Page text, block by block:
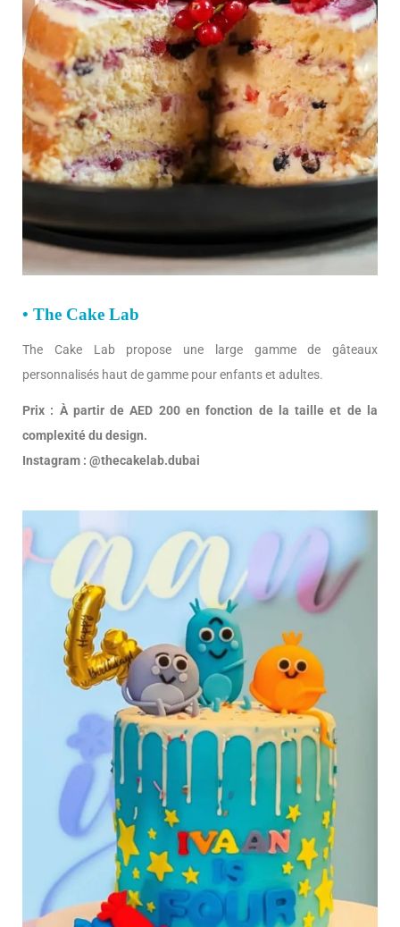
• The Cake Lab
The Cake Lab propose une large gamme de gâteaux
personnalisés haut de gamme pour enfants et adultes.
Prix : À partir de AED 200 en fonction de la taille et de la
complexité du design.
Instagram : @thecakelab.dubai